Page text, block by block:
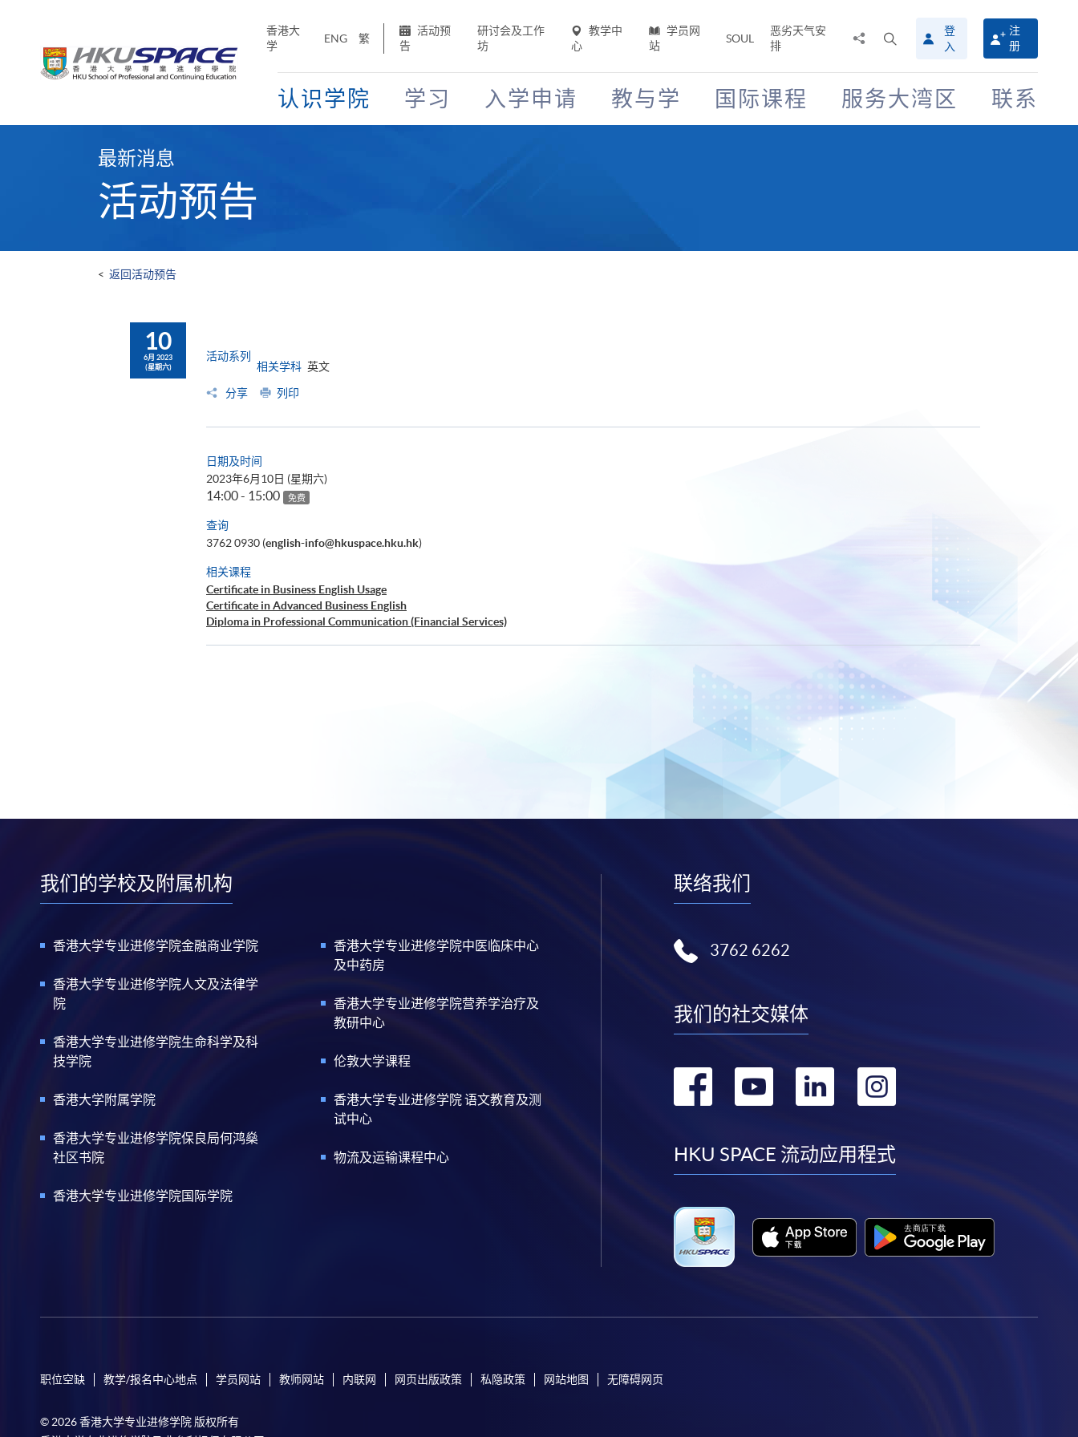
香港大
学
ENG 繁
活动预
告
研讨会及工作
坊
教学中
心
学员网
站
SOUL
恶劣天气安
排
搜
寻
介
面
登
入
注
册
认识学院 学习 入学申请 教与学 国际课程 服务大湾区 联系
最新消息
活动预告
< 返回活动预告
10
6月 2023
(星期六)
活动系列
相关学科 英文
分享 列印
日期及时间
2023年6月10日 (星期六)
14:00 - 15:00 免费
查询
3762 0930 (english-info@hkuspace.hku.hk)
相关课程
Certificate in Business English Usage
Certificate in Advanced Business English
Diploma in Professional Communication (Financial Services)
我们的学校及附属机构
香港大学专业进修学院金融商业学院
香港大学专业进修学院人文及法律学
院
香港大学专业进修学院生命科学及科
技学院
香港大学附属学院
香港大学专业进修学院保良局何鸿燊
社区书院
香港大学专业进修学院国际学院
香港大学专业进修学院中医临床中心
及中药房
香港大学专业进修学院营养学治疗及
教研中心
伦敦大学课程
香港大学专业进修学院 语文教育及测
试中心
物流及运输课程中心
联络我们
3762 6262
我们的社交媒体
转
facebook
转
youtube
转
linkedininstagram
HKU SPACE 流动应用程式
职位空缺 教学/报名中心地点 学员网站 教师网站 内联网 网页出版政策 私隐政策 网站地图 无障碍网页
© 2026 香港大学专业进修学院 版权所有